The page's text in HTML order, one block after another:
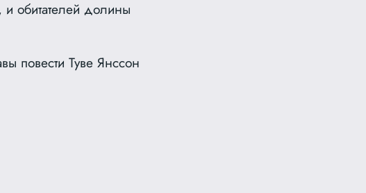
и обитателей долины
повести Туве Янссон